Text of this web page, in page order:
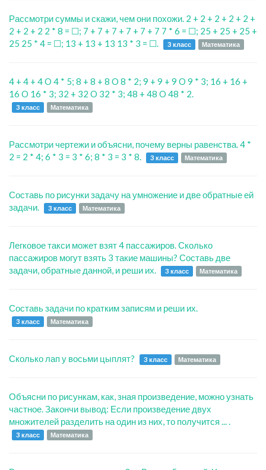
Рассмотри суммы и скажи, чем они похожи. 2 + 2 + 2 + 2 + 2 +
2 + 2 + 2 2 * 8 = ☐; 7 + 7 + 7 + 7 + 7 + 7 7 * 6 = ☐; 25 + 25 + 25 +
25 25 * 4 = ☐; 13 + 13 + 13 13 * 3 = ☐.
3 класс Математика
4 + 4 + 4 O 4 * 5; 8 + 8 + 8 O 8 * 2; 9 + 9 + 9 O 9 * 3; 16 + 16 +
16 O 16 * 3; 32 + 32 O 32 * 3; 48 + 48 O 48 * 2.
3 класс Математика
Рассмотри чертежи и объясни, почему верны равенства. 4 *
2 = 2 * 4; 6 * 3 = 3 * 6; 8 * 3 = 3 * 8.
3 класс Математика
Составь по рисунки задачу на умножение и две обратные ей
задачи.
3 класс Математика
Легковое такси может взят 4 пассажиров. Сколько
пассажиров могут взять 3 такие машины? Составь две
задачи, обратные данной, и реши их.
3 класс Математика
Составь задачи по кратким записям и реши их.
3 класс Математика
Сколько лап у восьми цыплят? 3 класс Математика
Объясни по рисункам, как, зная произведение, можно узнать
частное. Закончи вывод: Если произведение двух
множителей разделить на один из них, то получится ... .
3 класс Математика